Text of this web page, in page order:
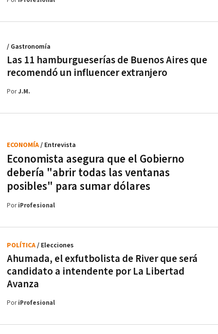
Las 11 hamburgueserías de Buenos Aires que
recomendó un influencer extranjero
/ Gastronomía
PorJ.M.
Economista asegura que el Gobierno
debería "abrir todas las ventanas
posibles" para sumar dólares
ECONOMÍA/ Entrevista
PoriProfesional
Ahumada, el exfutbolista de River que será
candidato a intendente por La Libertad
Avanza
POLÍTICA/ Elecciones
PoriProfesional